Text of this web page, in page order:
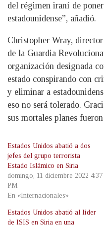
del régimen iraní de
estadounidense”, añadió.
Christopher Wray,
de la Guardia
organización designada
estado conspirando con
y eliminar a
eso no será tolerado.
sus mortales planes
Estados Unidos abatió a dos
jefes del grupo terrorista
Estado Islámico en Siria
domingo, 11 diciembre 2022 4:37
PM
En «Internacionales»
Estados Unidos abatió al líder
de ISIS en Siria en una